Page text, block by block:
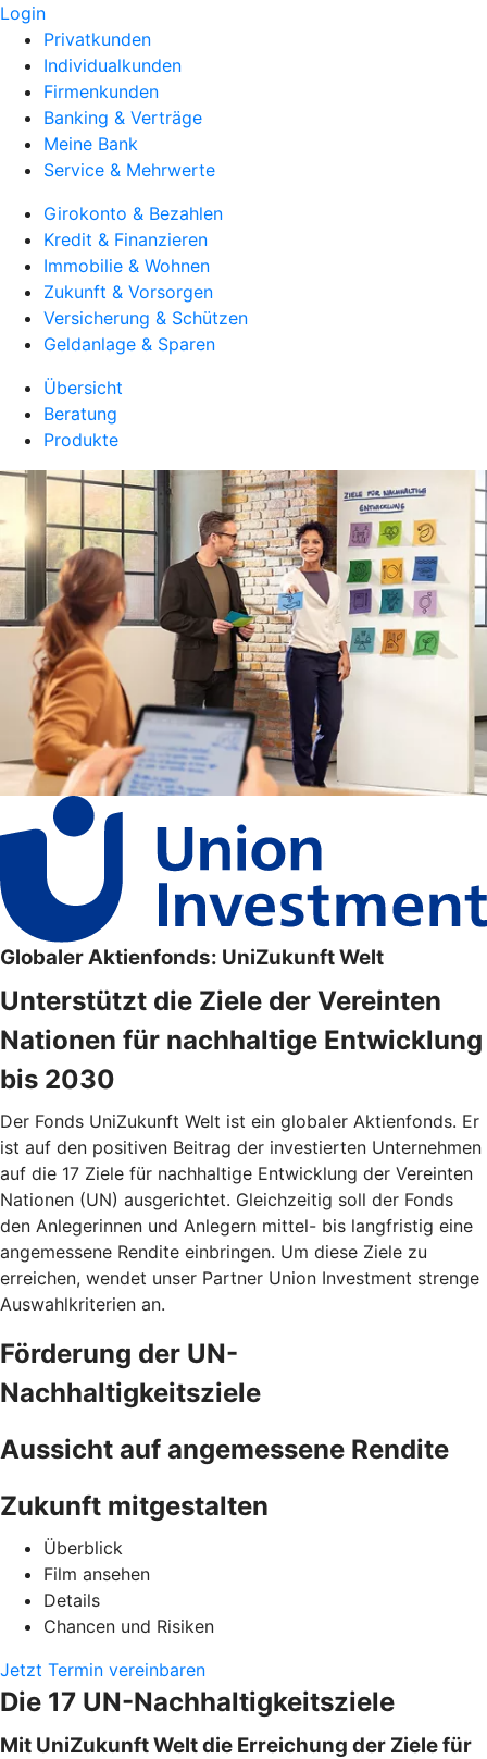
Login
Privatkunden
Individualkunden
Firmenkunden
Banking & Verträge
Meine Bank
Service & Mehrwerte
Girokonto & Bezahlen
Kredit & Finanzieren
Immobilie & Wohnen
Zukunft & Vorsorgen
Versicherung & Schützen
Geldanlage & Sparen
Übersicht
Beratung
Produkte
Globaler Aktienfonds: UniZukunft Welt
Unterstützt die Ziele der Vereinten
Nationen für nachhaltige Entwicklung
bis 2030
Der Fonds UniZukunft Welt ist ein globaler Aktienfonds. Er
ist auf den positiven Beitrag der investierten Unternehmen
auf die 17 Ziele für nachhaltige Entwicklung der Vereinten
Nationen (UN) ausgerichtet. Gleichzeitig soll der Fonds
den Anlegerinnen und Anlegern mittel- bis langfristig eine
angemessene Rendite einbringen. Um diese Ziele zu
erreichen, wendet unser Partner Union Investment strenge
Auswahlkriterien an.
Förderung der UN-
Nachhaltigkeitsziele
Aussicht auf angemessene Rendite
Zukunft mitgestalten
Überblick
Film ansehen
Details
Chancen und Risiken
Jetzt Termin vereinbaren
Die 17 UN-Nachhaltigkeitsziele
Mit UniZukunft Welt die Erreichung der Ziele für